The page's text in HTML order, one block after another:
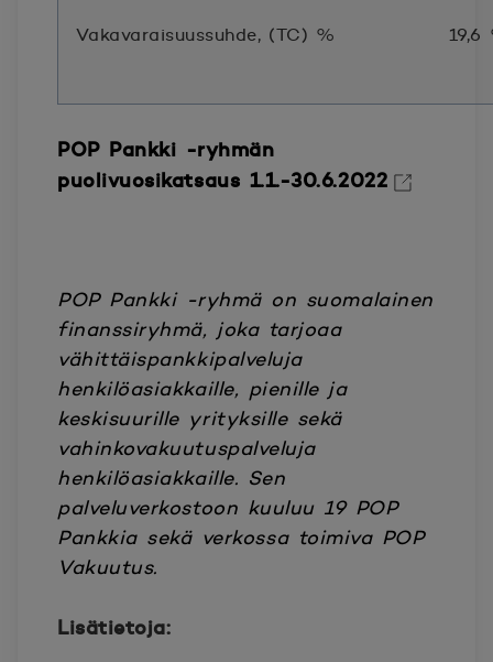
Vakavaraisuussuhde, (TC) % 19,6
POP Pankki -ryhmän
puolivuosikatsaus 1.1.-30.6.2022
POP Pankki -ryhmä on suomalainen
finanssiryhmä, joka tarjoaa
vähittäispankkipalveluja
henkilöasiakkaille, pienille ja
keskisuurille yrityksille sekä
vahinkovakuutuspalveluja
henkilöasiakkaille. Sen
palveluverkostoon kuuluu 19 POP
Pankkia sekä verkossa toimiva POP
Vakuutus.
Lisätietoja: